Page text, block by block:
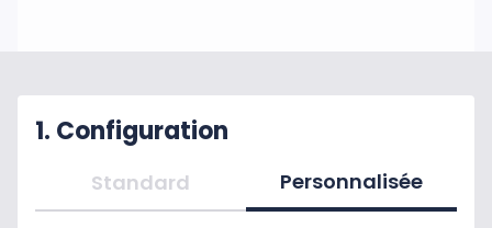
1. Configuration
Standard Personnalisée